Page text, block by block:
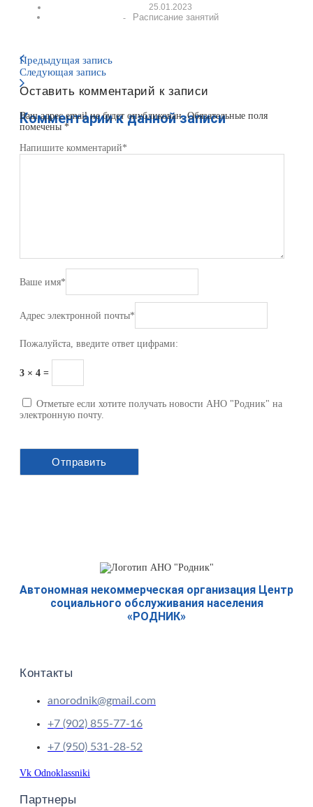
25.01.2023
-
Расписание занятий
Предыдущая запись
Следующая запись
Комментарии к данной записи
Оставить комментарий к записи
Ваш адрес email не будет опубликован. Обязательные поля
помечены *
Напишите комментарий*
Ваше имя*
Адрес электронной почты*
Пожалуйста, введите ответ цифрами:
3 × 4 =
Отметьте если хотите получать новости АНО "Родник" на
электронную почту.
Автономная некоммерческая организация Центр
социального обслуживания населения
«РОДНИК»
Контакты
anorodnik@gmail.com
+7 (902) 855-77-16
+7 (950) 531-28-52
Vk Odnoklassniki
Партнеры